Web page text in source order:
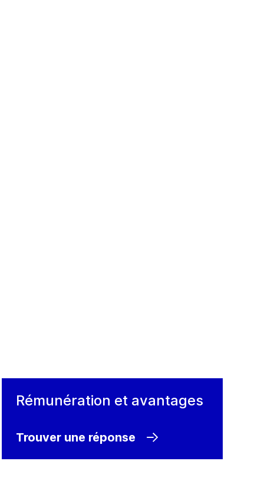
Rémunération et avantages
Trouver une réponse